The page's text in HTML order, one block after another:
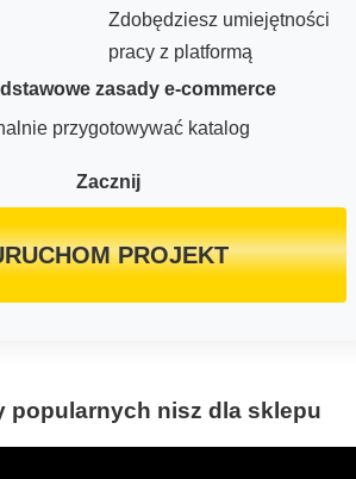
Zdobędziesz umiejętności
pracy z platformą
zasady e-commerce
przygotowywać katalog
Zacznij
PROJEKT
popularnych nisz dla sklepu